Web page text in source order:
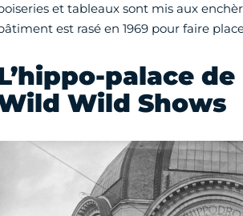
et tableaux sont mis aux
est rasé en 1969 pour faire
palace
Wild Shows